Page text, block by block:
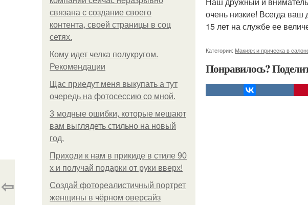
связана с создание своего
контента, своей страницы в соц
сетях.
Кому идет челка полукругом.
Рекомендации
Щас приедут меня выкупать а тут
очередь на фотосессию со мной.
3 модные ошибки, которые мешают
вам выглядеть стильно на новый
год.
Приходи к нам в прикиде в стиле 90
х и получай подарки от руки вверх!
Создай фотореалистичный портрет
женщины в чёрном оверсайз
очень низкие! Всегда ваш
15 лет на службе ее
Категории: Макияж и прическа в
Понравилось?
⇦